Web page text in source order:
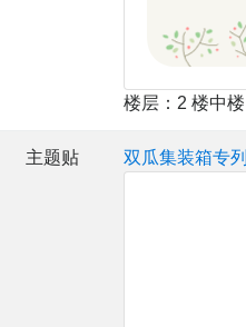
楼层：2 楼中
主题贴 双瓜集装箱专